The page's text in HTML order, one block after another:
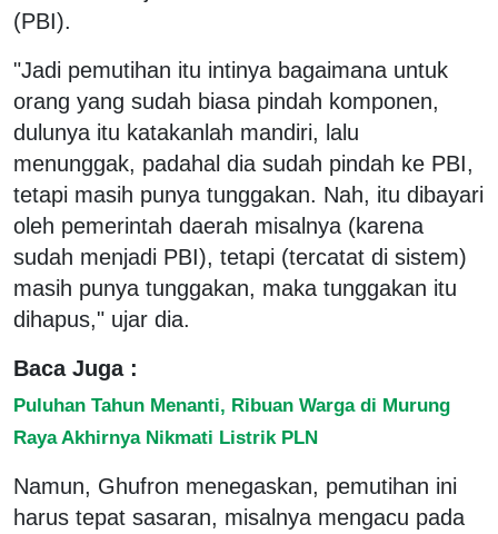
(PBI).
"Jadi pemutihan itu intinya bagaimana untuk
orang yang sudah biasa pindah komponen,
dulunya itu katakanlah mandiri, lalu
menunggak, padahal dia sudah pindah ke PBI,
tetapi masih punya tunggakan. Nah, itu dibayari
oleh pemerintah daerah misalnya (karena
sudah menjadi PBI), tetapi (tercatat di sistem)
masih punya tunggakan, maka tunggakan itu
dihapus," ujar dia.
Baca Juga :
Puluhan Tahun Menanti, Ribuan Warga di Murung
Raya Akhirnya Nikmati Listrik PLN
Namun, Ghufron menegaskan, pemutihan ini
harus tepat sasaran, misalnya mengacu pada